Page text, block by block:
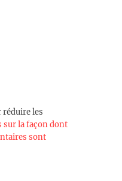
réduire les
sur la façon dont
sont